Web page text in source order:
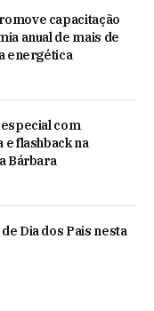
capacitação
anual de mais de
energética
especial com
flashback na
Bárbara
Dia dos Pais nesta